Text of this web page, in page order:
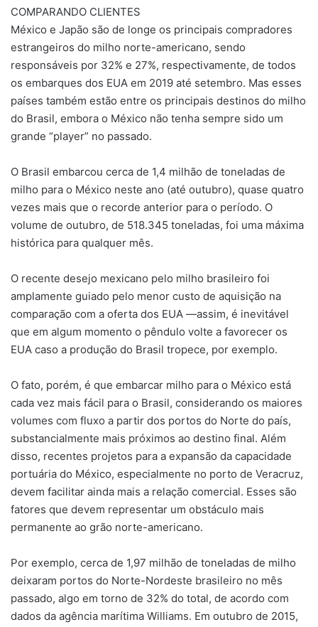
COMPARANDO CLIENTES
México e Japão são de longe os principais compradores
estrangeiros do milho norte-americano, sendo
responsáveis por 32% e 27%, respectivamente, de todos
os embarques dos EUA em 2019 até setembro. Mas esses
países também estão entre os principais destinos do milho
do Brasil, embora o México não tenha sempre sido um
grande “player” no passado.
O Brasil embarcou cerca de 1,4 milhão de toneladas de
milho para o México neste ano (até outubro), quase quatro
vezes mais que o recorde anterior para o período. O
volume de outubro, de 518.345 toneladas, foi uma máxima
histórica para qualquer mês.
O recente desejo mexicano pelo milho brasileiro foi
amplamente guiado pelo menor custo de aquisição na
comparação com a oferta dos EUA —assim, é inevitável
que em algum momento o pêndulo volte a favorecer os
EUA caso a produção do Brasil tropece, por exemplo.
O fato, porém, é que embarcar milho para o México está
cada vez mais fácil para o Brasil, considerando os maiores
volumes com fluxo a partir dos portos do Norte do país,
substancialmente mais próximos ao destino final. Além
disso, recentes projetos para a expansão da capacidade
portuária do México, especialmente no porto de Veracruz,
devem facilitar ainda mais a relação comercial. Esses são
fatores que devem representar um obstáculo mais
permanente ao grão norte-americano.
Por exemplo, cerca de 1,97 milhão de toneladas de milho
deixaram portos do Norte-Nordeste brasileiro no mês
passado, algo em torno de 32% do total, de acordo com
dados da agência marítima Williams. Em outubro de 2015,